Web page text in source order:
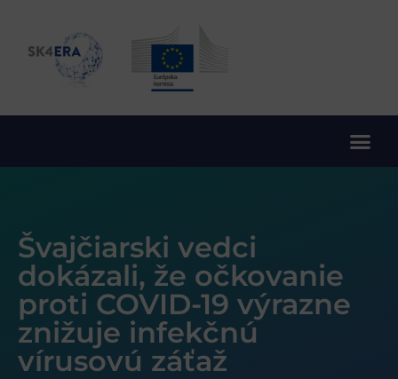
Švajčiarski vedci
dokázali, že očkovanie
proti COVID-19 výrazne
znižuje infekčnú
vírusovú záťaž